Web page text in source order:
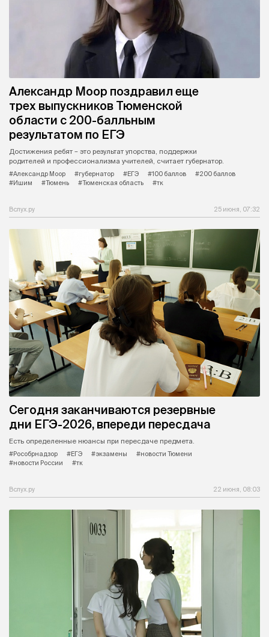
Александр Моор поздравил еще
трех выпускников Тюменской
области с 200-балльным
результатом по ЕГЭ
Достижения ребят – это результат упорства, поддержки
родителей и профессионализма учителей, считает губернатор.
#Александр Моор
#губернатор #ЕГЭ #100 баллов
#200 баллов
#Ишим
#Тюмень #Тюменская область #тк
Вслух.ру 25 июня, 07:32
Сегодня заканчиваются резервные
дни ЕГЭ-2026, впереди пересдача
Есть определенные нюансы при пересдаче предмета.
#Рособрнадзор
#ЕГЭ #экзамены
#новости Тюмени
#новости России
#тк
Вслух.ру 22 июня, 08:03